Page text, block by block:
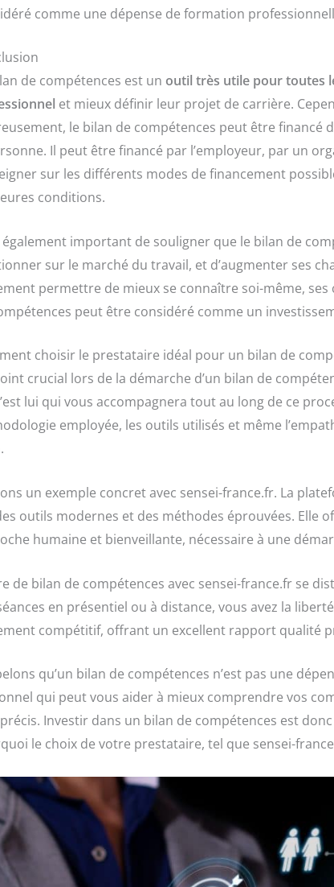
comme une dépense de formation
de compétences est un outil très utile pour toutes
et mieux définir leur projet de carrière.
le bilan de compétences peut être
Il peut être financé par l’employeur, par un
sur les différents modes de financement
conditions.
également important de souligner que le bilan de
sur le marché du travail, et d’augmenter ses
permettre de mieux se connaître soi-même,
peut être considéré comme un
choisir le prestataire idéal pour un bilan de
crucial lors de la démarche d’un bilan de
lui qui vous accompagnera tout au long de ce
employée, les outils utilisés et même
un exemple concret avec sensei-france.fr. La
outils modernes et des méthodes éprouvées. Elle
humaine et bienveillante, nécessaire à une
de bilan de compétences avec sensei-france.fr se
en présentiel ou à distance, vous avez la
compétitif, offrant un excellent rapport qualité
qu’un bilan de compétences n’est pas une
qui peut vous aider à mieux comprendre vos
Investir dans un bilan de compétences est
le choix de votre prestataire, tel que sensei-